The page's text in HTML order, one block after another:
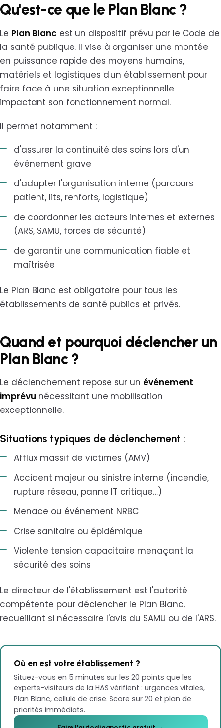
Qu'est-ce que le Plan Blanc ?
Le Plan Blanc est un dispositif prévu par le Code de
la santé publique. Il vise à organiser une montée
en puissance rapide des moyens humains,
matériels et logistiques d'un établissement pour
faire face à une situation exceptionnelle
impactant son fonctionnement normal.
Il permet notamment :
d'assurer la continuité des soins lors d'un
événement grave
d'adapter l'organisation interne (parcours
patient, lits, renforts, logistique)
de coordonner les acteurs internes et externes
(ARS, SAMU, forces de sécurité)
de garantir une communication fiable et
maîtrisée
Le Plan Blanc est obligatoire pour tous les
établissements de santé publics et privés.
Quand et pourquoi déclencher un
Plan Blanc ?
Le déclenchement repose sur un événement
imprévu nécessitant une mobilisation
exceptionnelle.
Situations typiques de déclenchement :
Afflux massif de victimes (AMV)
Accident majeur ou sinistre interne (incendie,
rupture réseau, panne IT critique…)
Menace ou événement NRBC
Crise sanitaire ou épidémique
Violente tension capacitaire menaçant la
sécurité des soins
Le directeur de l'établissement est l'autorité
compétente pour déclencher le Plan Blanc,
recueillant si nécessaire l'avis du SAMU ou de l'ARS.
Où en est votre établissement ?
Situez-vous en 5 minutes sur les 20 points que les
experts-visiteurs de la HAS vérifient : urgences vitales,
Plan Blanc, cellule de crise. Score sur 20 et plan de
priorités immédiats.